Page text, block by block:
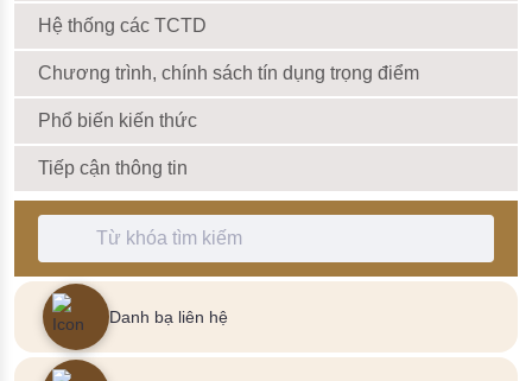
Hệ thống các TCTD
Chương trình, chính sách tín dụng trọng điểm
Phổ biến kiến thức
Tiếp cận thông tin
Thanh Tìm kiếm
Danh bạ liên hệ